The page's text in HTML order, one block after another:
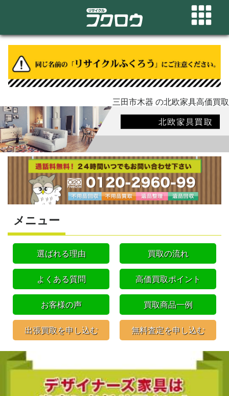
三田市木器 の北欧家具高価買取
メニュー
選ばれる理由 買取の流れ
よくある質問 高価買取ポイント
お客様の声 買取商品一例
出張買取を申し込む 無料査定を申し込む